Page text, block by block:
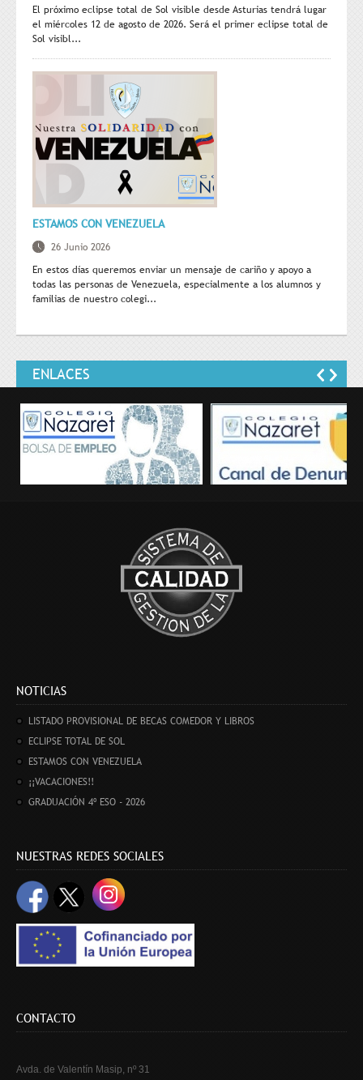
El próximo eclipse total de Sol visible desde Asturias tendrá lugar
el miércoles 12 de agosto de 2026. Será el primer eclipse total de
Sol visibl...
ESTAMOS CON VENEZUELA
26 Junio 2026
En estos días queremos enviar un mensaje de cariño y apoyo a
todas las personas de Venezuela, especialmente a los alumnos y
familias de nuestro colegi...
ENLACES
NOTICIAS
LISTADO PROVISIONAL DE BECAS COMEDOR Y LIBROS
ECLIPSE TOTAL DE SOL
ESTAMOS CON VENEZUELA
¡¡VACACIONES!!
GRADUACIÓN 4º ESO - 2026
NUESTRAS REDES SOCIALES
CONTACTO
Avda. de Valentín Masip, nº 31